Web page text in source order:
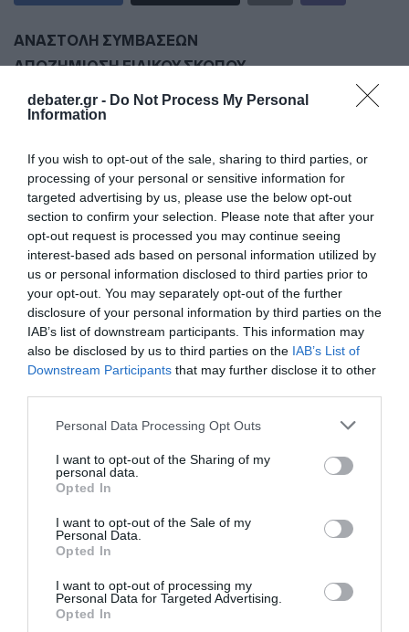
debater.gr - Do Not Process My Personal
Information
If you wish to opt-out of the sale, sharing to third parties, or
processing of your personal or sensitive information for
targeted advertising by us, please use the below opt-out
section to confirm your selection. Please note that after your
opt-out request is processed you may continue seeing
interest-based ads based on personal information utilized by
us or personal information disclosed to third parties prior to
your opt-out. You may separately opt-out of the further
disclosure of your personal information by third parties on the
IAB’s list of downstream participants. This information may
also be disclosed by us to third parties on the IAB’s List of
Downstream Participants that may further disclose it to other
Please note that this website/app uses one or more Google
not limited to your visit or usage behaviour. You may click to
grant or deny consent to Google and its third-party tags to
use your data for below specified purposes in below Google
consent section.
Personal Data Processing Opt Outs
I want to opt-out of the Sharing of my
personal data.
Opted In
I want to opt-out of the Sale of my
Personal Data.
Opted In
I want to opt-out of processing my
Personal Data for Targeted Advertising.
Opted In
ΑΝΑΣΤΟΛΗ ΣΥΜΒΑΣΕΩΝ
ΑΠΟΖΗΜΙΩΣΗ ΕΙΔΙΚΟΥ ΣΚΟΠΟΥ
ΥΠΟΥΡΓΕΙΟ ΕΡΓΑΣΙΑΣ
ΣΧΟΛΙΑ